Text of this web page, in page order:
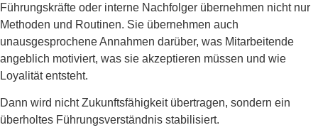
Führungskräfte oder interne Nachfolger übernehmen nicht nur
Methoden und Routinen. Sie übernehmen auch
unausgesprochene Annahmen darüber, was Mitarbeitende
angeblich motiviert, was sie akzeptieren müssen und wie
Loyalität entsteht.
Dann wird nicht Zukunftsfähigkeit übertragen, sondern ein
überholtes Führungsverständnis stabilisiert.